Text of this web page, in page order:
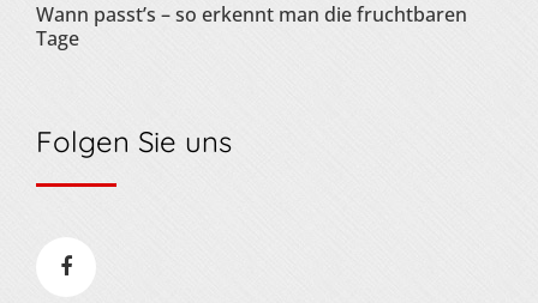
Wann passt’s – so erkennt man die fruchtbaren
Tage
Folgen Sie uns